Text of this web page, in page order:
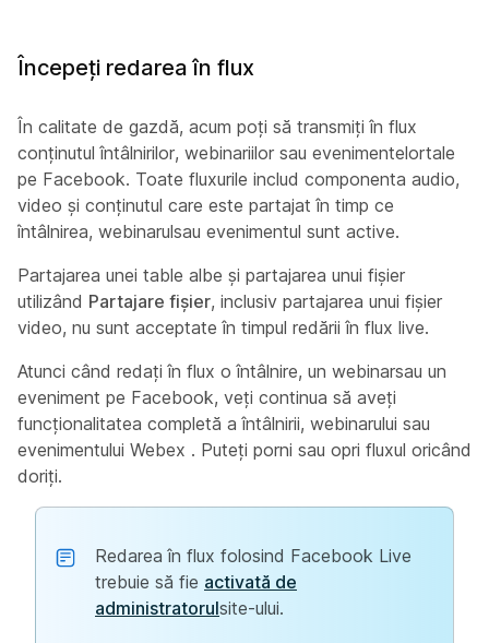
Începeți redarea în flux
În calitate de gazdă, acum poți să transmiți în flux
conținutul întâlnirilor, webinariilor sau evenimentelortale
pe Facebook. Toate fluxurile includ componenta audio,
video și conținutul care este partajat în timp ce
întâlnirea, webinarulsau evenimentul sunt active.
Partajarea unei table albe și partajarea unui fișier
utilizând Partajare fișier, inclusiv partajarea unui fișier
video, nu sunt acceptate în timpul redării în flux live.
Atunci când redați în flux o întâlnire, un webinarsau un
eveniment pe Facebook, veți continua să aveți
funcționalitatea completă a întâlnirii, webinarului sau
evenimentului Webex . Puteți porni sau opri fluxul oricând
doriți.
Redarea în flux folosind Facebook Live
trebuie să fie activată de
administratorulsite-ului.